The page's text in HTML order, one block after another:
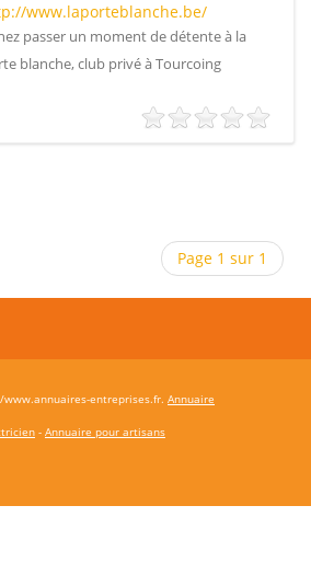
www.laporteblanche.be/
passer un moment de détente à la
blanche, club privé à Tourcoing
Page 1 sur 1
entreprises.fr. Annuaire
- Annuaire pour artisans